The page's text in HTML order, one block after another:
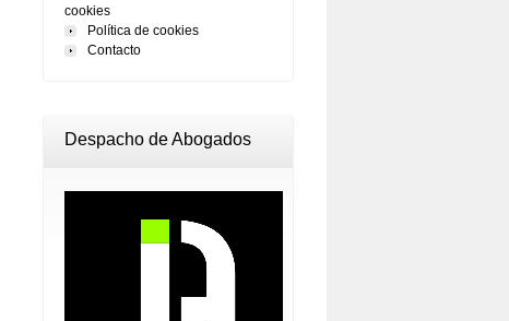
cookies
Política de cookies
Contacto
Despacho de Abogados